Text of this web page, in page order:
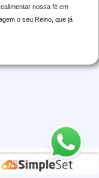
nossa fé em
o seu Reino, que já